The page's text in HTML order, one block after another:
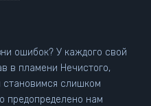
ошибок? У каждого свой
в пламени Нечистого,
слишком
предопределено нам